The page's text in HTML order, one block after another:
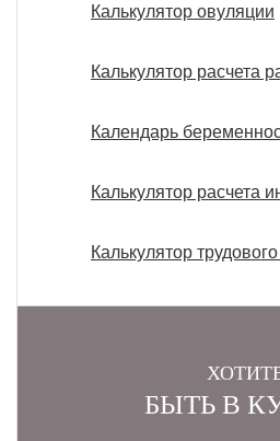
Калькулятор овуляции
Калькулятор расчета
Календарь
Калькулятор расчета
Калькулятор
БЫТЬ В